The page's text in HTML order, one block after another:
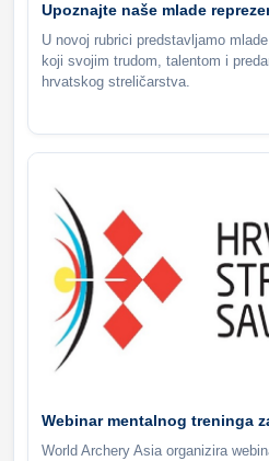
Upoznajte naše mlade
U novoj rubrici predstavljamo
koji svojim trudom, talentom i
hrvatskog streličarstva.
Webinar mentalnog treninga
World Archery Asia organizira